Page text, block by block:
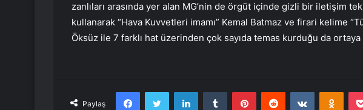
zanlıları arasında yer alan MG’nin de örgüt içinde gizli bir iletişim
kullanarak “Hava Kuvvetleri imamı” Kemal Batmaz ve firari kelime
Öksüz ile 7 farklı hat üzerinden çok sayıda temas kurduğu da ortaya
Paylaş
FacebookTwitter LinkedInTumblr PinterestReddit VKontakte